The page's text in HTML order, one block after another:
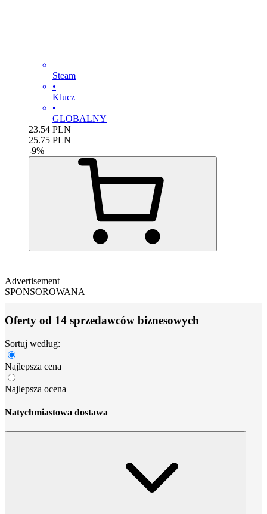
Steam
•
Klucz
•
GLOBALNY
23.54 PLN
25.75 PLN
-9%
Advertisement
SPONSOROWANA
Oferty od 14 sprzedawców biznesowych
Sortuj według:
Najlepsza cena
Najlepsza ocena
Natychmiastowa dostawa